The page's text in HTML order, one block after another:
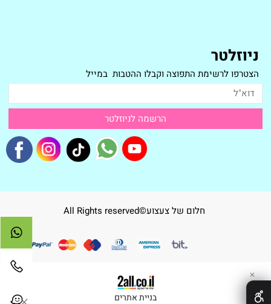
ניוזלטר
הצטרפו לרשימת התפוצה וקבלו ההטבות במייל
חלום של צעצוע©All Rights reserved
בניית אתרים
✕